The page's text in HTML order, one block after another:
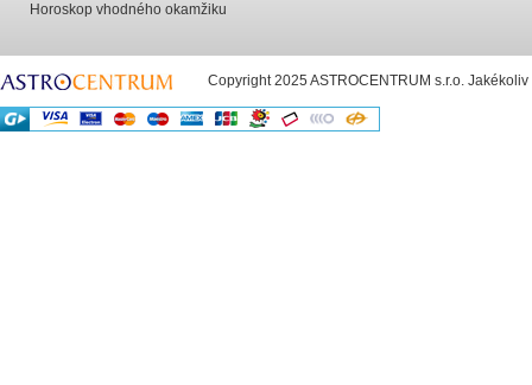
Horoskop vhodného okamžiku
Copyright 2025 ASTROCENTRUM s.r.o.